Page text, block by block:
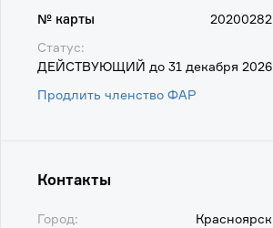
№ карты
20200282
Статус:
ДЕЙСТВУЮЩИЙ до 31 декабря 2026
Продлить членство ФАР
Контакты
Город: Красноярск